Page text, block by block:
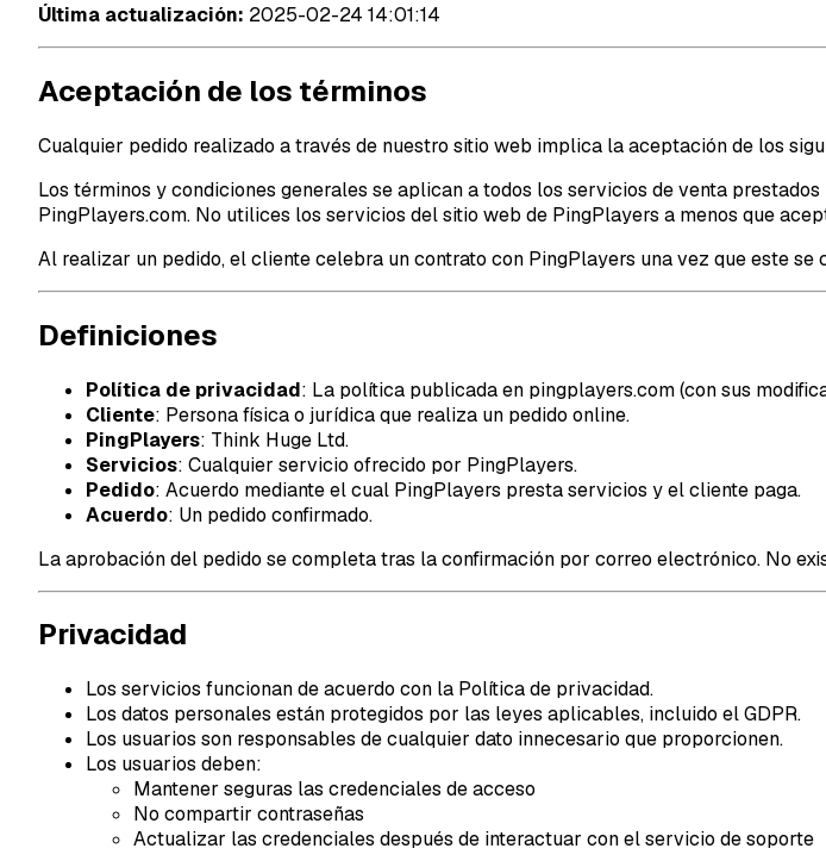
Última actualización: 2025-02-24 14:01:14
Aceptación de los términos
Cualquier pedido realizado a través de nuestro sitio web implica la aceptación de los
Los términos y condiciones generales se aplican a todos los servicios de venta prestados
PingPlayers.com. No utilices los servicios del sitio web de PingPlayers a menos que
Al realizar un pedido, el cliente celebra un contrato con PingPlayers una vez que este se
Definiciones
Política de privacidad: La política publicada en pingplayers.com (con sus
Cliente: Persona física o jurídica que realiza un pedido online.
PingPlayers: Think Huge Ltd.
Servicios: Cualquier servicio ofrecido por PingPlayers.
Pedido: Acuerdo mediante el cual PingPlayers presta servicios y el cliente paga.
Acuerdo: Un pedido confirmado.
La aprobación del pedido se completa tras la confirmación por correo electrónico. No
Privacidad
Los servicios funcionan de acuerdo con la Política de privacidad.
Los datos personales están protegidos por las leyes aplicables, incluido el GDPR.
Los usuarios son responsables de cualquier dato innecesario que proporcionen.
Los usuarios deben:
Mantener seguras las credenciales de acceso
No compartir contraseñas
Actualizar las credenciales después de interactuar con el servicio de soporte